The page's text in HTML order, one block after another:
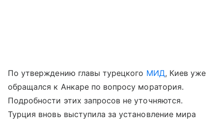
По утверждению главы турецкого МИД, Киев уже
обращался к Анкаре по вопросу моратория.
Подробности этих запросов не уточняются.
Турция вновь выступила за установление мира